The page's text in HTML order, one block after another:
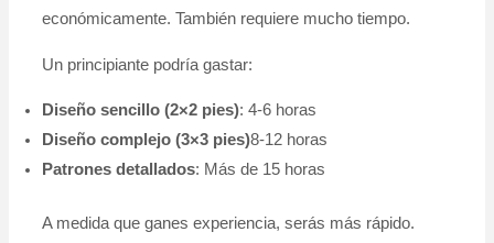
económicamente. También requiere mucho tiempo.
Un principiante podría gastar:
Diseño sencillo (2×2 pies): 4-6 horas
Diseño complejo (3×3 pies)8-12 horas
Patrones detallados: Más de 15 horas
A medida que ganes experiencia, serás más rápido.